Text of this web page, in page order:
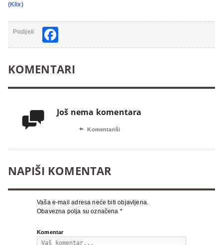
(Klix)
Podijeli
KOMENTARI
 Još nema komentara
 Komentariši
NAPIŠI KOMENTAR
Vaša e-mail adresa neće biti objavljena.
Obavezna polja su označena *
Komentar